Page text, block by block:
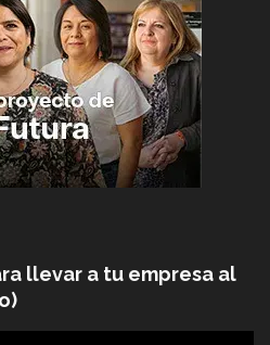
llevar a tu empresa al